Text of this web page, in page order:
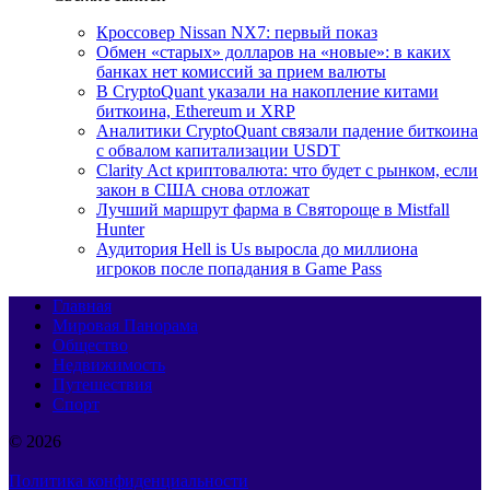
Кроссовер Nissan NX7: первый показ
Обмен «старых» долларов на «новые»: в каких
банках нет комиссий за прием валюты
В CryptoQuant указали на накопление китами
биткоина, Ethereum и XRP
Аналитики CryptoQuant связали падение биткоина
с обвалом капитализации USDT
Clarity Act криптовалюта: что будет с рынком, если
закон в США снова отложат
Лучший маршрут фарма в Святороще в Mistfall
Hunter
Аудитория Hell is Us выросла до миллиона
игроков после попадания в Game Pass
Главная
Мировая Панорама
Общество
Недвижимость
Путешествия
Спорт
© 2026
Политика конфиденциальности